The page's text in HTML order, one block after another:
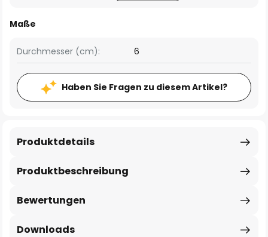
Maße
Durchmesser (cm): 6
Haben Sie Fragen zu diesem Artikel?
Produktbeschreibung
Produktdetails
Bewertungen
Downloads